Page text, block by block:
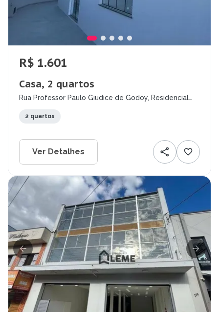
R$ 1.601
Casa, 2 quartos
Rua Professor Paulo Giudice de Godoy, Residencial
2 quartos
Ver Detalhes